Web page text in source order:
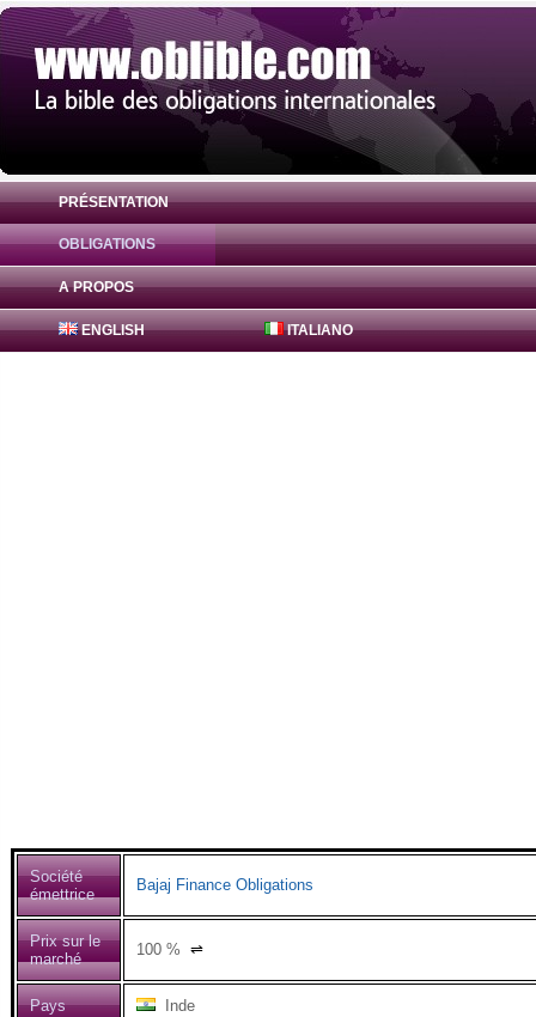
PRÉSENTATION
OBLIGATIONS
A PROPOS
ENGLISH ITALIANO
Obligation Bajaj Finance Obligations
Société
émettrice
Bajaj Finance Obligations
Prix sur le
marché
100 % ⇌
Pays Inde